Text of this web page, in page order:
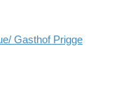
Gasthof Prigge